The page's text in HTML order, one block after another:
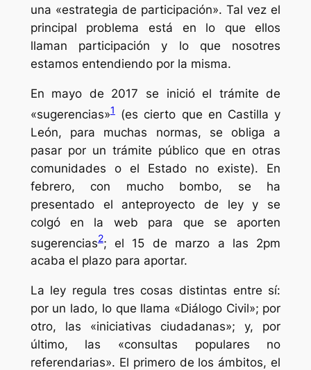
una «estrategia de participación». Tal vez el
principal problema está en lo que ellos
llaman participación y lo que nosotres
estamos entendiendo por la misma.
En mayo de 2017 se inició el trámite de
«sugerencias»1(es cierto que en Castilla y
León, para muchas normas, se obliga a
pasar por un trámite público que en otras
comunidades o el Estado no existe). En
febrero, con mucho bombo, se ha
presentado el anteproyecto de ley y se
colgó en la web para que se aporten
sugerencias2; el 15 de marzo a las 2pm
acaba el plazo para aportar.
La ley regula tres cosas distintas entre sí:
por un lado, lo que llama «Diálogo Civil»; por
otro, las «iniciativas ciudadanas»; y, por
último, las «consultas populares no
referendarias». El primero de los ámbitos, el